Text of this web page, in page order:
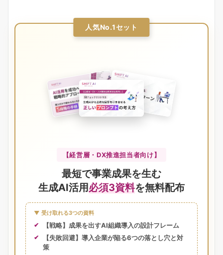
人気No.1セット
【経営層・DX推進担当者向け】
最短で事業成果を生む
生成AI活用必須3資料を無料配布
▼ 受け取れる3つの資料
【戦略】成果を出すAI組織導入の設計フレーム
【失敗回避】導入企業が陥る6つの落とし穴と対
策